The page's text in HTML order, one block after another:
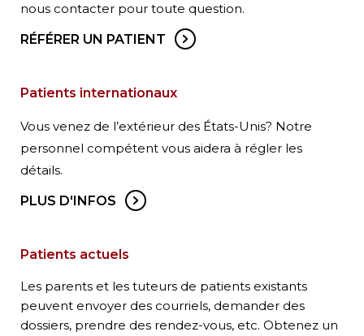
nous contacter pour toute question.
RÉFÉRER UN PATIENT
Patients internationaux
Vous venez de l’extérieur des États-Unis? Notre
personnel compétent vous aidera à régler les
détails.
PLUS D'INFOS
Patients actuels
Les parents et les tuteurs de patients existants
peuvent envoyer des courriels, demander des
dossiers, prendre des rendez-vous, etc. Obtenez un